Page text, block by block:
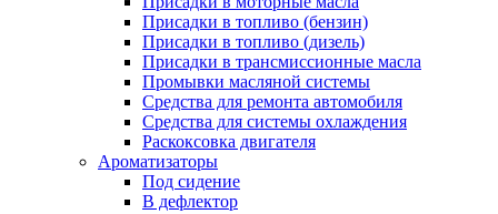
Присадки в топливо (бензин)
Присадки в топливо (дизель)
Присадки в трансмиссионные масла
Промывки масляной системы
Средства для ремонта автомобиля
Средства для системы охлаждения
Раскоксовка двигателя
Ароматизаторы
Под сидение
В дефлектор